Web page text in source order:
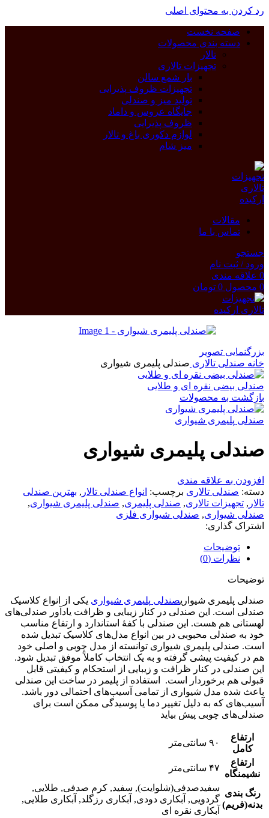
رد کردن به محتوای اصلی
صفحه نخست
دسته بندی محصولات
تالار
تجهیزات تالاری
بار شمع سالن
تجهیزات ظروف پذیرایی
تولید میز و صندلی
جایگاه عروس و داماد
ظروف پذیرایی
لوازم دکوری باغ و تالار
میز شام
مقالات
تماس با ما
جستجو
ورود / ثبت نام
0 علاقه مندی
0 محصول 0 تومان
بزرگنمایی تصویر
خانه صندلی تالاری صندلی پلیمری شیواری
صندلی بیضی نقره ای و طلایی
بازگشت به محصولات
صندلی پلیمری شیواری
صندلی پلیمری شیواری
افزودن به علاقه مندی
دسته: صندلی تالاری برچسب: انواع صندلی تالار , بهترین صندلی
تالار , تجهیزات تالاری, صندلی پلیمری, صندلی پلیمری شیواری,
صندلی شیواری, صندلی شیواری فلزی
اشتراک گذاری:
توضیحات
نظرات (0)
توضیحات
صندلی پلیمری شیواریصندلی پلیمری شیواری یکی از انواع کلاسیک
صندلی است. این صندلی در کنار زیبایی و ظرافت یادآور صندلی‌های
لهستانی هم هست. این صندلی با کفۀ استاندارد و ارتفاع مناسب
خود به صندلی محبوبی در بین انواع مدل‌های کلاسیک تبدیل شده
است. صندلی پلیمری شیواری توانسته از مدل چوبی و اصلی خود
هم در کیفیت پیشی گرفته و به یک انتخاب کاملاً موفق تبدیل شود.
این صندلی در کنار ظرافت و زیبایی از استحکام و کیفیتی قابل
قبولی هم برخوردار است. استفاده از پلیمر در ساخت این صندلی
باعث شده مدل شیواری از تمامی آسیب‌های احتمالی دور باشد.
آسیب‌های که به دلیل تغییر دما یا پوسیدگی ممکن است برای
صندلی‌های چوبی پیش بیاید
ارتفاع
کامل
۹۰ سانتی‌متر
ارتفاع
نشیمنگاه
۴۷ سانتی‌متر
رنگ بندی
بدنه(فریم)
سفیدصدفی(شلوایت), سفید, کرم صدفی, طلایی,
گردویی, آبکاری دودی, آبکاری رزگلد, آبکاری طلایی,
آبکاری نقره ای